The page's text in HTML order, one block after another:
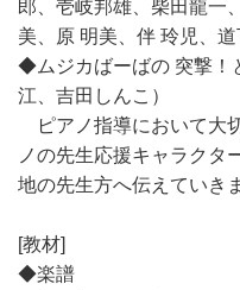
郎、壱岐邦雄、柴田龍一
美、原 明美、伴 玲児、道
◆ムジカばーばの 突撃！
江、吉田しんこ）
ピアノ指導において大
ノの先生応援キャラクタ
地の先生方へ伝えていき
[教材]
◆楽譜